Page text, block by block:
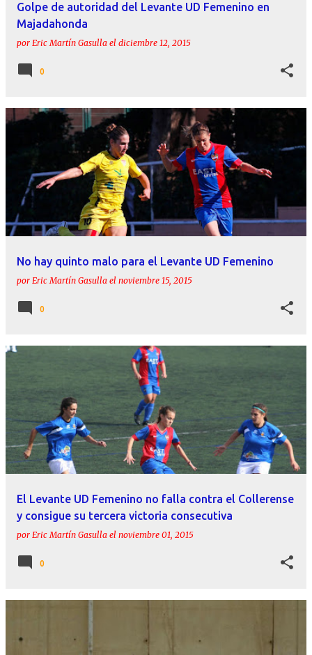
Golpe de autoridad del Levante UD Femenino en
Majadahonda
por Eric Martín Gasulla el diciembre 12, 2015
0
No hay quinto malo para el Levante UD Femenino
por Eric Martín Gasulla el noviembre 15, 2015
0
El Levante UD Femenino no falla contra el Collerense
y consigue su tercera victoria consecutiva
por Eric Martín Gasulla el noviembre 01, 2015
0